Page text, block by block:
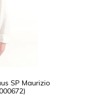
SP Maurizio